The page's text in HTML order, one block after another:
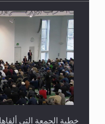
خطبة الجمعة التي